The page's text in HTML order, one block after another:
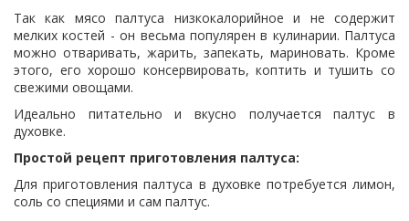
Так как мясо палтуса низкокалорийное и не содержит
мелких костей - он весьма популярен в кулинарии. Палтуса
можно отваривать, жарить, запекать, мариновать. Кроме
этого, его хорошо консервировать, коптить и тушить со
свежими овощами.
Идеально питательно и вкусно получается палтус в
духовке.
Простой рецепт приготовления палтуса:
Для приготовления палтуса в духовке потребуется лимон,
соль со специями и сам палтус.